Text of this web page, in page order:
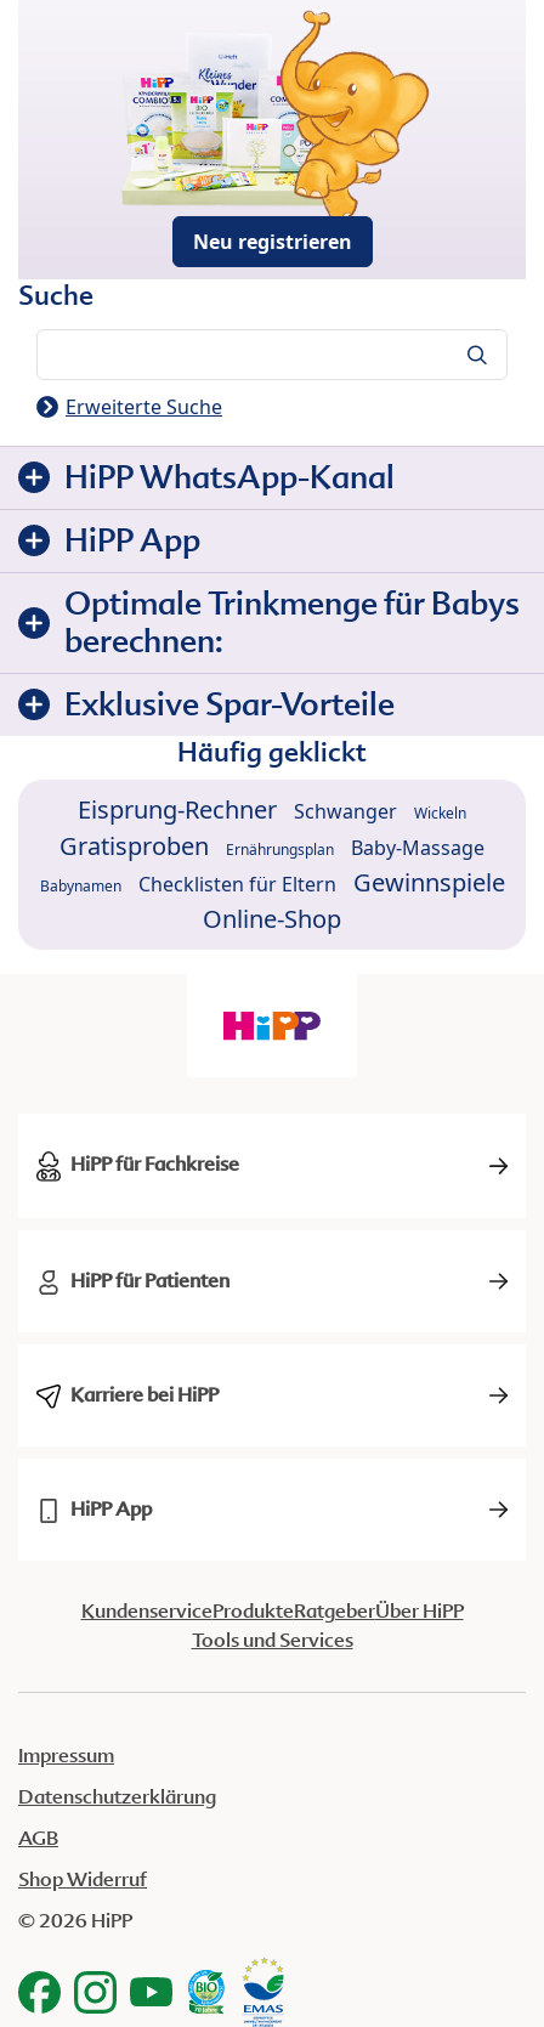
Neu registrieren
Suche
Erweiterte Suche
HiPP WhatsApp-Kanal
HiPP App
Optimale Trinkmenge für Babys
berechnen:
Exklusive Spar-Vorteile
Häufig geklickt
Eisprung-Rechner Schwanger Wickeln
Gratisproben Ernährungsplan Baby-Massage
Babynamen Checklisten für Eltern
Gewinnspiele
Online-Shop
HiPP für Fachkreise
HiPP für Patienten
Karriere bei HiPP
HiPP App
KundenserviceProdukteRatgeberÜber HiPP
Tools und Services
Impressum
Datenschutzerklärung
AGB
Shop Widerruf
© 2026 HiPP